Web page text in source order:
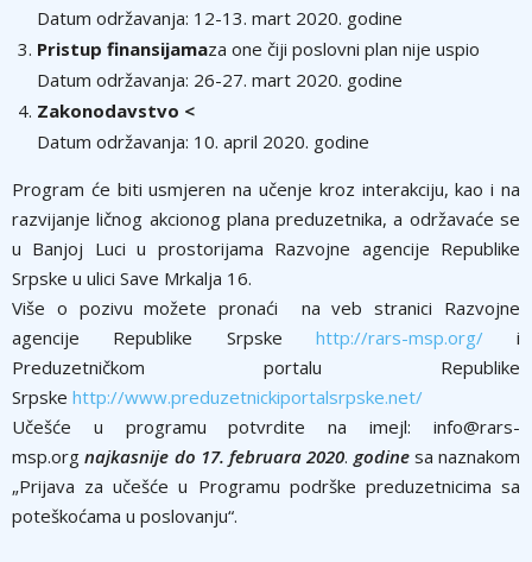
Datum održavanja: 12-13. mart 2020. godine
Pristup finansijamaza one čiji poslovni plan nije uspio
Datum održavanja: 26-27. mart 2020. godine
Zakonodavstvo <
Datum održavanja: 10. april 2020. godine
Program će biti usmjeren na učenje kroz interakciju, kao i na
razvijanje ličnog akcionog plana preduzetnika, a održavaće se
u Banjoj Luci u prostorijama Razvojne agencije Republike
Srpske u ulici Save Mrkalja 16.
Više o pozivu možete pronaći na veb stranici Razvojne
agencije Republike Srpske http://rars-msp.org/i
Preduzetničkom portalu Republike
Srpske http://www.preduzetnickiportalsrpske.net/
Učešće u programu potvrdite na imejl: info@rars-
msp.orgnajkasnije do 17. februara 2020. godinesa naznakom
„Prijava za učešće u Programu podrške preduzetnicima sa
poteškoćama u poslovanju“.